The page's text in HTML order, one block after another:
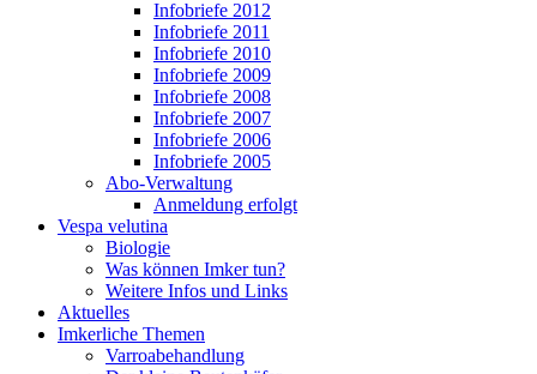
Infobriefe 2012
Infobriefe 2011
Infobriefe 2010
Infobriefe 2009
Infobriefe 2008
Infobriefe 2007
Infobriefe 2006
Infobriefe 2005
Abo-Verwaltung
Anmeldung erfolgt
Vespa velutina
Biologie
Was können Imker tun?
Weitere Infos und Links
Aktuelles
Imkerliche Themen
Varroabehandlung